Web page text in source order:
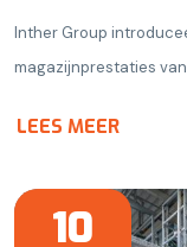
Inther Group
magazijnprestaties
LEES MEER
10